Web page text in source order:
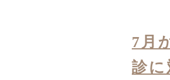
7月
診